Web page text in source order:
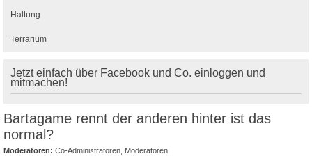
Haltung
Terrarium
Jetzt einfach über Facebook und Co. einloggen und
mitmachen!
Bartagame rennt der anderen hinter ist das
normal?
Moderatoren: Co-Administratoren Moderatoren